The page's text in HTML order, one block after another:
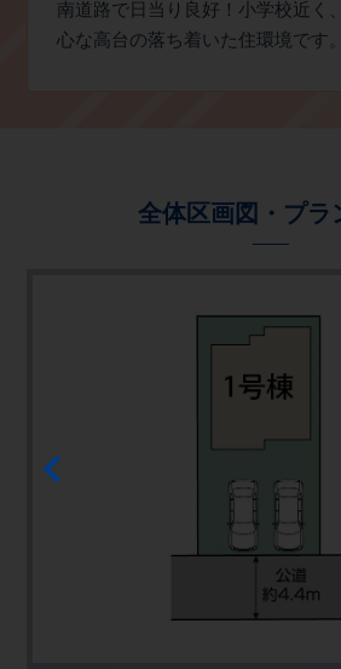
南道路で日当り良好！小学校近く
心な高台の落ち着いた住環境です。
全体区画図・プラ